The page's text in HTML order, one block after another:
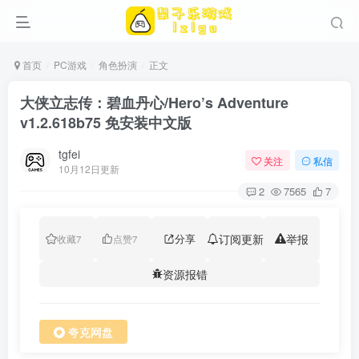
首页 PC游戏 角色扮演 正文
大侠立志传：碧血丹心/Hero’s Adventure
v1.2.618b75 免安装中文版
tgfei
10月12日更新
关注 私信
2 7565 7
收藏7 点赞7 分享 订阅更新 举报
资源报错
夸克网盘